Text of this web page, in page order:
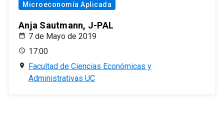
Microeconomía Aplicada
Anja Sautmann, J-PAL
7 de Mayo de 2019
17:00
Facultad de Ciencias Económicas y
Administrativas UC